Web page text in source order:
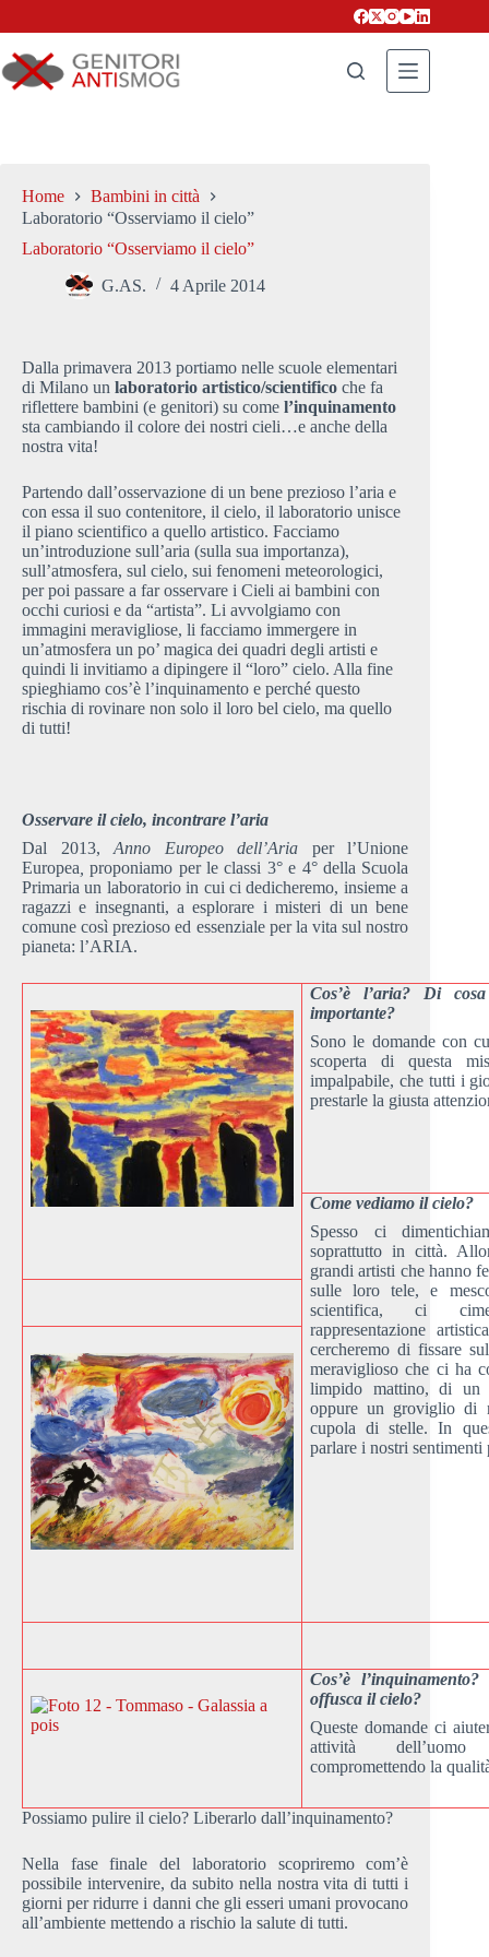
Home
Bambini in città
Laboratorio “Osserviamo il cielo”
Laboratorio “Osserviamo il cielo”
G.AS. 4 Aprile 2014
Dalla primavera 2013 portiamo nelle scuole elementari
di Milano un laboratorio artistico/scientifico che fa
riflettere bambini (e genitori) su come l’inquinamento
sta cambiando il colore dei nostri cieli…e anche della
nostra vita!
Partendo dall’osservazione di un bene prezioso l’aria e
con essa il suo contenitore, il cielo, il laboratorio unisce
il piano scientifico a quello artistico. Facciamo
un’introduzione sull’aria (sulla sua importanza),
sull’atmosfera, sul cielo, sui fenomeni meteorologici,
per poi passare a far osservare i Cieli ai bambini con
occhi curiosi e da “artista”. Li avvolgiamo con
immagini meravigliose, li facciamo immergere in
un’atmosfera un po’ magica dei quadri degli artisti e
quindi li invitiamo a dipingere il “loro” cielo. Alla fine
spieghiamo cos’è l’inquinamento e perché questo
rischia di rovinare non solo il loro bel cielo, ma quello
di tutti!
Osservare il cielo, incontrare l’aria
Dal 2013,Anno Europeo dell’Aria per l’Unione
Europea ,proponiamo per le classi 3° e 4° della Scuola
Primaria un laboratorio in cui ci dedicheremo, insieme a
ragazzi e insegnanti, a esplorare i misteri di un bene
comune così prezioso ed essenziale per la vita sul nostro
pianeta: l’ARIA.
Cos’è l’aria? Di
importante?
Sono le domande con
scoperta di questa
impalpabile, che tutti i
prestarle la giusta
Come vediamo il cielo?
Spesso ci
soprattutto in città.
grandi artisti che hanno
sulle loro tele, e
scientifica, ci
rappresentazione
cercheremo di fissare
meraviglioso che ci ha
limpido mattino, di un
oppure un groviglio di
cupola di stelle. In
parlare i nostri
Cos’è
offusca il cielo?
Queste domande ci
attività dell’uomo
compromettendo la
Possiamo pulire il cielo? Liberarlo dall’inquinamento?
Nella fase finale del laboratorio scopriremo com’è
possibile intervenire, da subito nella nostra vita di tutti i
giorni per ridurre i danni che gli esseri umani provocano
all’ambiente mettendo a rischio la salute di tutti.